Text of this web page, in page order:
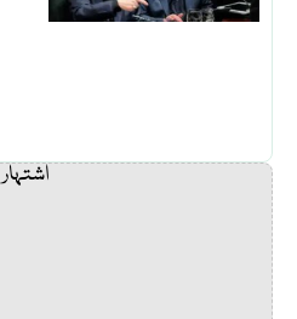
اشتہار